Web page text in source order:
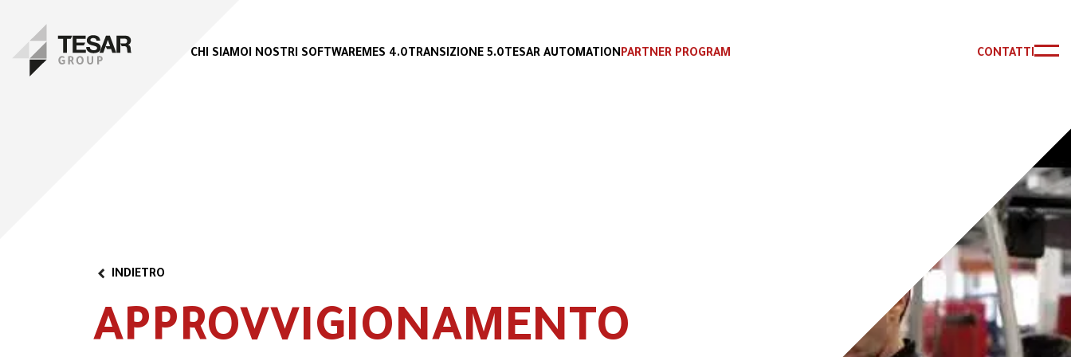
CHI SIAMOI NOSTRI SOFTWAREMES 4.0 TRANSIZIONE 5.0 TESAR AUTOMATIONPARTNER PROGRAM CONTATTI
INDIETRO
APPROVVIGIONAMENTO